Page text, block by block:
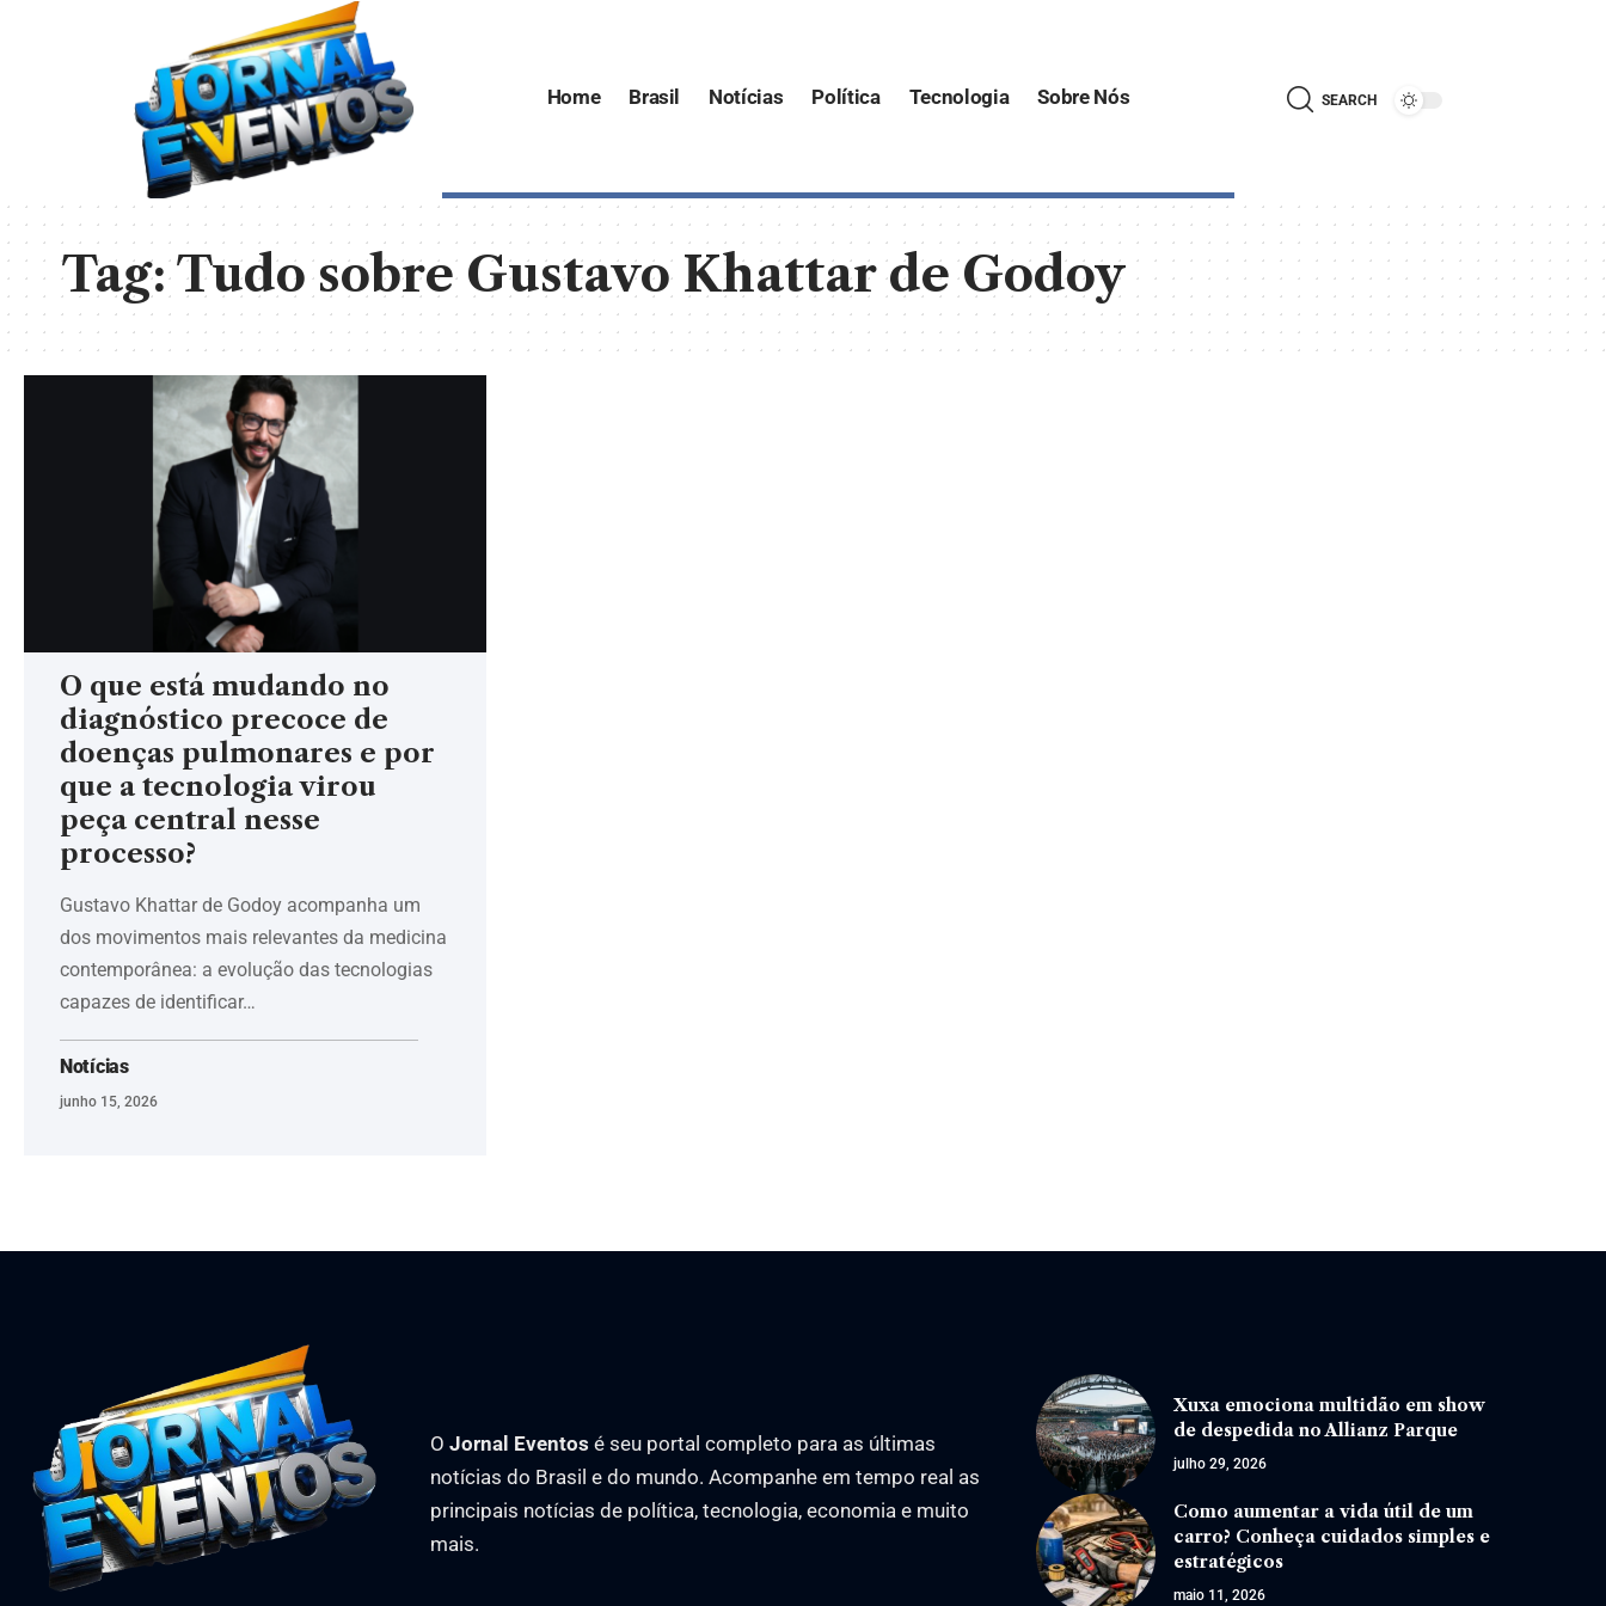
Home Brasil Notícias Política Tecnologia Sobre Nós SEARCH
Tag:Tudo sobre Gustavo Khattar de Godoy
O que está mudando no
diagnóstico precoce de
doenças pulmonares e por
que a tecnologia virou
peça central nesse
processo?
Gustavo Khattar de Godoy acompanha um
dos movimentos mais relevantes da medicina
contemporânea: a evolução das tecnologias
capazes de identificar…
Notícias
junho 15, 2026
O Jornal Eventos é seu portal completo para as últimas
notícias do Brasil e do mundo. Acompanhe em tempo real as
principais notícias de política, tecnologia, economia e muito
mais.
Xuxa emociona multidão em show
de despedida no Allianz Parque
julho 29, 2026
Como aumentar a vida útil de um
carro? Conheça cuidados simples e
estratégicos
maio 11, 2026